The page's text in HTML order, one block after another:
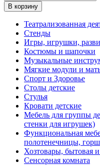
В корзину
Театрализованная
Стенды
Игры, игрушки,
Костюмы и шапочки
Музыкальные
Мягкие модули и
Спорт и Здоровье
Столы детские
Стулья
Кровати детские
Мебель для группы
стенки для игрушек)
Функциональная
полотенечницы,
Хозтовары, бытовая
Сенсорная комната